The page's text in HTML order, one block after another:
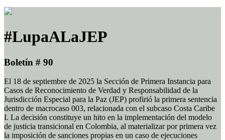
#LupaALaJEP
Boletín # 90
El 18 de septiembre de 2025 la Sección de Primera Instancia para
Casos de Reconocimiento de Verdad y Responsabilidad de la
Jurisdicción Especial para la Paz (JEP) profirió la primera sentencia
dentro de macrocaso 003, relacionada con el subcaso Costa Caribe
I. La decisión constituye un hito en la implementación del modelo
de justicia transicional en Colombia, al materializar por primera vez
la imposición de sanciones propias en un caso de ejecuciones